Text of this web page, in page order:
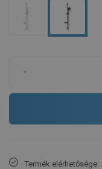
-
Termék elérhetősége: